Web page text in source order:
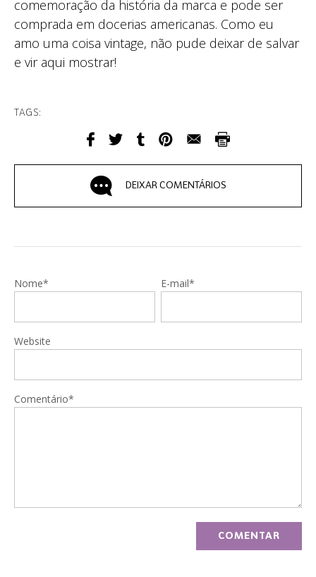
comemoração da história da marca e pode ser
comprada em docerias americanas. Como eu
amo uma coisa vintage, não pude deixar de salvar
e vir aqui mostrar!
TAGS:
DEIXAR COMENTÁRIOS
Nome* E-mail*
Website
Comentário*